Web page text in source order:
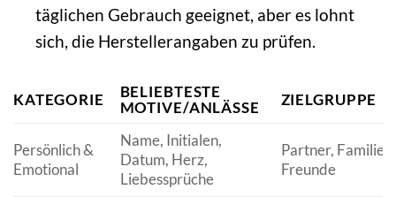
täglichen Gebrauch geeignet, aber es lohnt
sich, die Herstellerangaben zu prüfen.
KATEGORIE
BELIEBTESTE
MOTIVE/ANLÄSSE
ZIELGRUPPE
Persönlich &
Emotional
Name, Initialen,
Datum, Herz,
Liebessprüche
Partner, Familie,
Freunde